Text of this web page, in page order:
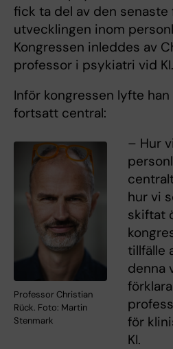
fick ta del av den
utvecklingen inom
Kongressen inleddes av
professor i psykiatri vid KI.
Inför kongressen lyfte
fortsatt central:
Professor Christian
Rück. Foto: Martin
Stenmark
– Hur
hur vi
skiftat
tillfälle
denna
för
KI.